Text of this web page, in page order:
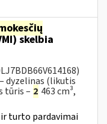
skelbia
dyzelinas (likutis
tūris – 2 463 cm³,
turto pardavimai